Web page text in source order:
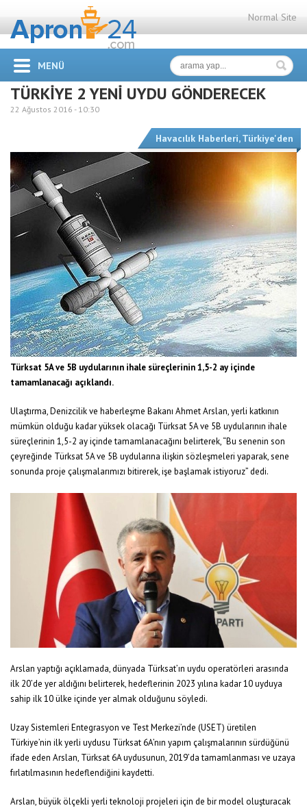
Normal Site
MENÜ
TÜRKİYE 2 YENİ UYDU GÖNDERECEK
22 Ağustos 2016 - 10:30
Havacılık Haberleri,Türkiye'den
Türksat 5A ve 5B uydularının ihale süreçlerinin 1,5-2 ay içinde
tamamlanacağı açıklandı.
Ulaştırma, Denizcilik ve haberleşme Bakanı Ahmet Arslan, yerli katkının
mümkün olduğu kadar yüksek olacağı Türksat 5A ve 5B uydularının ihale
süreçlerinin 1,5-2 ay içinde tamamlanacağını belirterek, “Bu senenin son
çeyreğinde Türksat 5A ve 5B uydularına ilişkin sözleşmeleri yaparak, sene
sonunda proje çalışmalarımızı bitirerek, işe başlamak istiyoruz” dedi.
Arslan yaptığı açıklamada, dünyada Türksat’ın uydu operatörleri arasında
ilk 20’de yer aldığını belirterek, hedeflerinin 2023 yılına kadar 10 uyduya
sahip ilk 10 ülke içinde yer almak olduğunu söyledi.
Uzay Sistemleri Entegrasyon ve Test Merkezi’nde (USET) üretilen
Türkiye’nin ilk yerli uydusu Türksat 6A’nın yapım çalışmalarının sürdüğünü
ifade eden Arslan, Türksat 6A uydusunun, 2019’da tamamlanması ve uzaya
fırlatılmasının hedeflendiğini kaydetti.
Arslan, büyük ölçekli yerli teknoloji projeleri için de bir model oluşturacak